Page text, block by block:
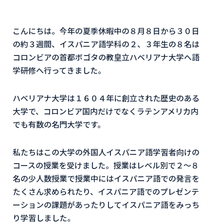
こんにちは。今年の夏季休暇中の８月８日から３０日
の約３週間、イスパニア語学科の２、３年生の８名は
コロンビアの首都ボゴタの教皇立ハベリアナ大学へ語
学研修へ行ってきました。
ハベリアナ大学は１６０４年に創立された歴史のある
大学で、コロンビア国内だけでなくラテンアメリカ内
でも有数の名門大学です。
私たちはこの大学の外国人イスパニア語学習者向けの
コースの授業を受けました。授業はレベル別で２～８
名の少人数授業で授業中にはイスパニア語での発言を
たくさん求められたり、イスパニア語でのプレゼンテ
ーションの課題があったりしてイスパニア語をみっち
り学習しました。